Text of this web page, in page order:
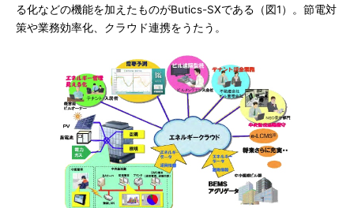
る化などの機能を加えたものがButics-SXである（図1）。節電対
策や業務効率化、クラウド連携をうたう。